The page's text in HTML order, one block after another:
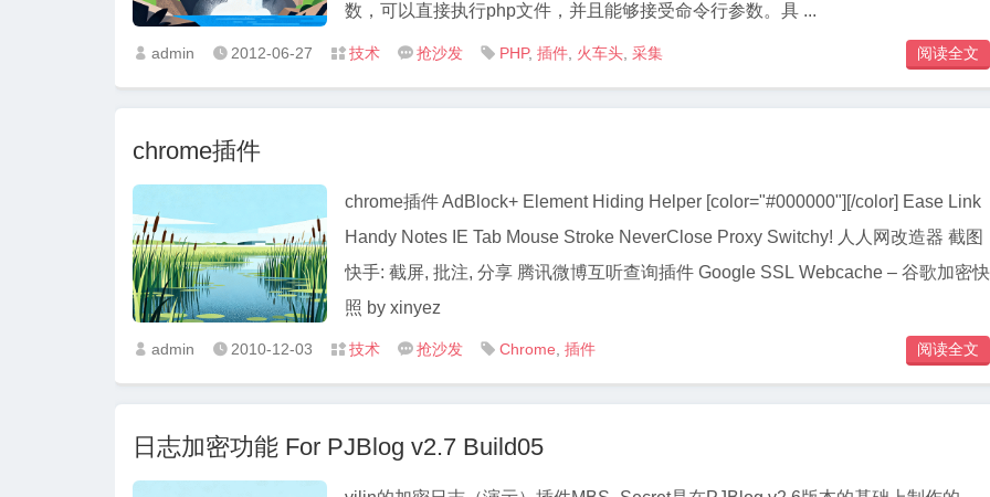
数，可以直接执行php文件，并且能够接受命令行参数。具 ...
 admin  2012-06-27  技术  抢沙发  PHP, 插件 火车头 采集 阅读全文
chrome插件
chrome插件 AdBlock+ Element Hiding Helper [color="#000000"][/color] Ease Link
Handy Notes IE Tab Mouse Stroke NeverClose Proxy Switchy! 人人网改造器 截图
快手: 截屏, 批注, 分享 腾讯微博互听查询插件 Google SSL Webcache – 谷歌加密快
照 by xinyez
 admin  2010-12-03  技术  抢沙发  Chrome 插件 阅读全文
日志加密功能 For PJBlog v2.7 Build05